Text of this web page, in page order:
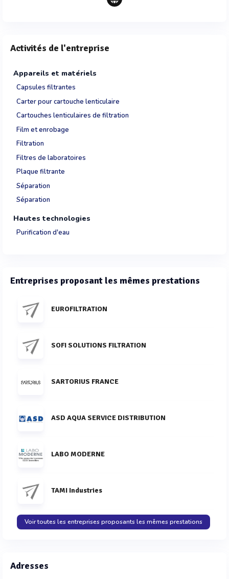
Activités de l'entreprise
Appareils et matériels
Capsules filtrantes
Carter pour cartouche lenticulaire
Cartouches lenticulaires de filtration
Film et enrobage
Filtration
Filtres de laboratoires
Plaque filtrante
Séparation
Séparation
Hautes technologies
Purification d'eau
Entreprises proposant les mêmes prestations
EUROFILTRATION
SOFI SOLUTIONS FILTRATION
SARTORIUS FRANCE
ASD AQUA SERVICE DISTRIBUTION
LABO MODERNE
TAMI Industries
Voir toutes les entreprises proposants les mêmes prestations
Adresses